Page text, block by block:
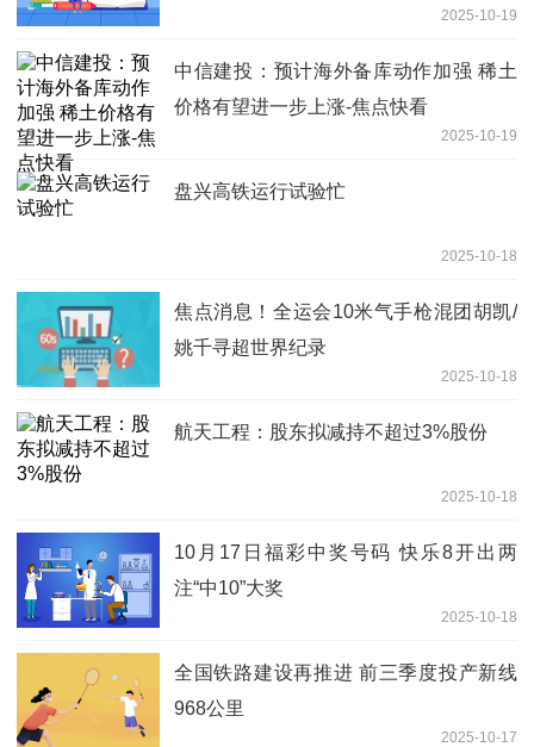
2025-10-19
中信建投：预计海外备库动作加强 稀土
价格有望进一步上涨-焦点快看
2025-10-19
盘兴高铁运行试验忙
2025-10-18
焦点消息！全运会10米气手枪混团胡凯/
姚千寻超世界纪录
2025-10-18
航天工程：股东拟减持不超过3%股份
2025-10-18
10月17日福彩中奖号码 快乐8开出两
注“中10”大奖
2025-10-18
全国铁路建设再推进 前三季度投产新线
968公里
2025-10-17